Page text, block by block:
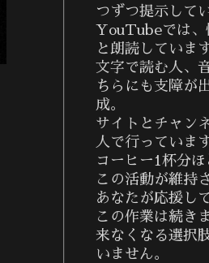
つずつ提示して
YouTubeでは、
と朗読しています
文字で読む人、
ちらにも支障が
成。
サイトとチャン
人で行っています
コーヒー1杯分ほ
この活動が維持
あなたが応援し
この作業は続き
来なくなる選択
いません。